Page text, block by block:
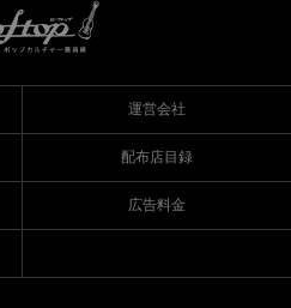
運営会社
配布店目録
広告料金